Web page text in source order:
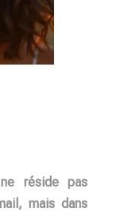
réside pas
mais dans